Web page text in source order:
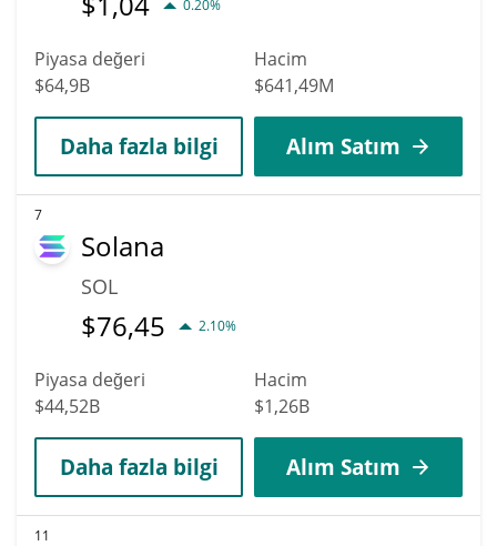
0.20%
Piyasa değeri
$64,9B
Hacim
$641,49M
Daha fazla bilgi Alım Satım
7
Solana
SOL
$76,45 2.10%
Piyasa değeri
$44,52B
Hacim
$1,26B
Daha fazla bilgi Alım Satım
11